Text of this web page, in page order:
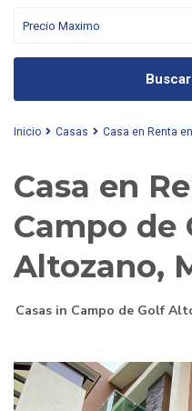
Inicio Casas Casa en Renta
Casa en
Campo de
Altozano,
Casas in Campo de Golf